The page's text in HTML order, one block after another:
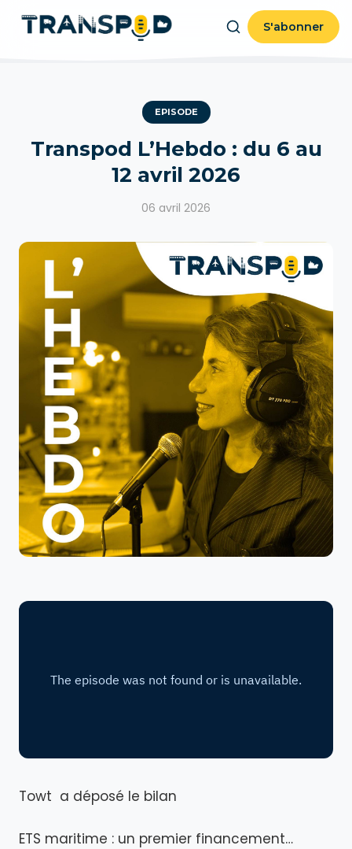
S'abonner
EPISODE
Transpod L’Hebdo : du 6 au
12 avril 2026
06 avril 2026
Towt a déposé le bilan
ETS maritime : un premier financement…